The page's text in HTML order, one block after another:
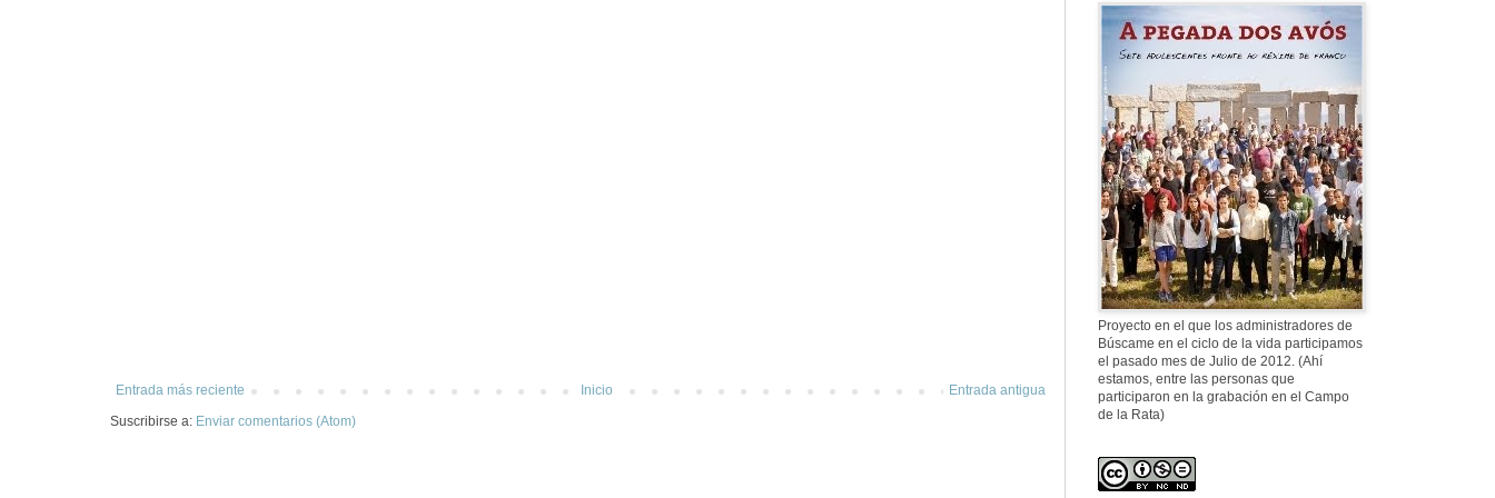
Entrada más reciente Entrada antigua
Inicio
Suscribirse a: Enviar comentarios (Atom)
577. Nos fusilaron
fusilaron mal
307. Vuestros
nombres no se han
borrado en la
Historia
Proyecto en el que los administradores de
Búscame en el ciclo de la vida participamos
el pasado mes de Julio de 2012. (Ahí
estamos, entre las personas que
participaron en la grabación en el Campo
de la Rata)